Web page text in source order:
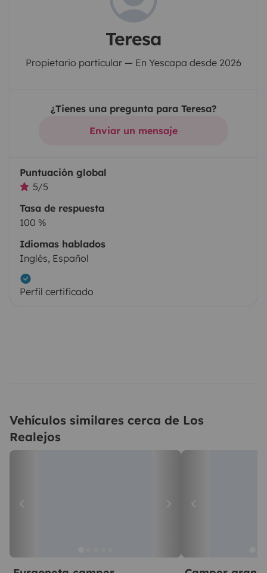
Teresa
Propietario particular — En Yescapa desde 2026
¿Tienes una pregunta para Teresa?
Enviar un mensaje
Puntuación global
5/5
Tasa de respuesta
100 %
Idiomas hablados
Inglés, Español
Perfil certificado
Vehículos similares cerca de Los
Realejos